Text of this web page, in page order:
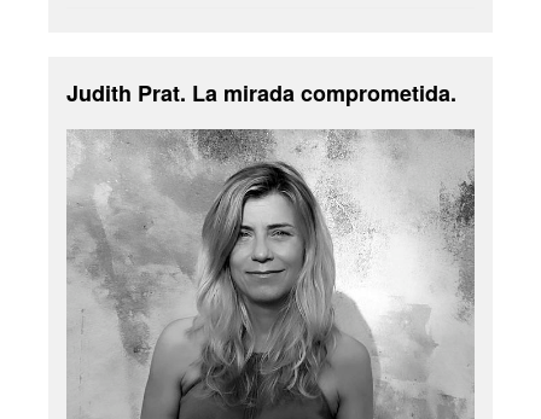
Judith Prat. La mirada comprometida.